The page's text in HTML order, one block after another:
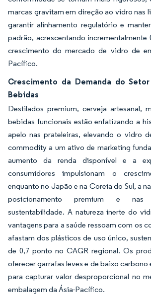
marcas gravitam em direção ao vidro nas
garantir alinhamento regulatório e
padrão, acrescentando incrementalmente
crescimento do mercado de vidro de
Pacífico.
Crescimento da Demanda do
Bebidas
Destilados premium, cerveja artesanal,
bebidas funcionais estão enfatizando a
apelo nas prateleiras, elevando o vidro
commodity a um ativo de marketing
aumento da renda disponível e a
consumidores impulsionam o
enquanto no Japão e na Coreia do Sul, a
posicionamento premium e nas
sustentabilidade. A natureza inerte do
vantagens para a saúde ressoam com os
afastam dos plásticos de uso único,
de 0,7 ponto no CAGR regional. Os
oferecer garrafas leves e de baixo
para capturar valor desproporcional no
embalagem da Ásia-Pacífico.